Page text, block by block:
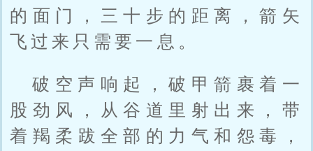
的面门，三十步的距离，箭矢
飞过来只需要一息。
破空声响起，破甲箭裹着一
股劲风，从谷道里射出来，带
着羯柔跋全部的力气和怨毒，